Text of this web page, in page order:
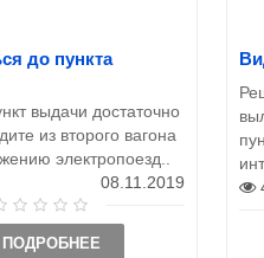
до пункта
выдачи достаточно
из второго вагона
электропоезд..
08.11.2019
ПОДРОБНЕЕ